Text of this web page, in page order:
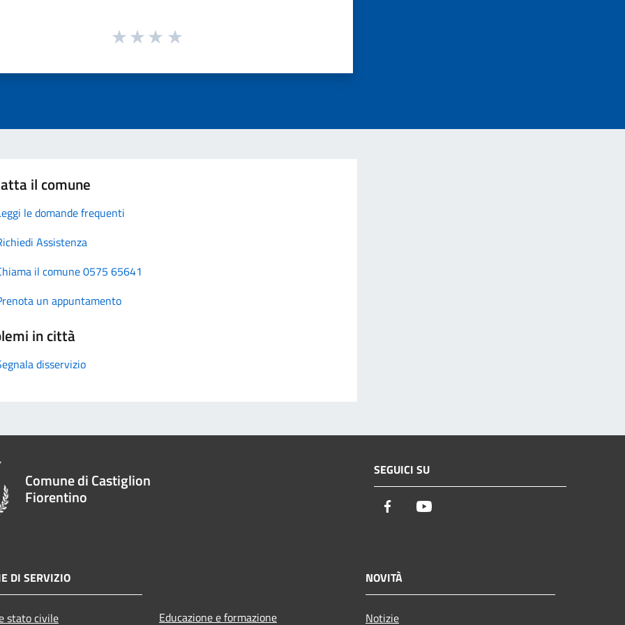
il comune
le domande frequenti
Assistenza
il comune 0575 65641
un appuntamento
in città
disservizio
Comune di Castiglion
Fiorentino
SEGUICI SU
Facebook
DI SERVIZIO
stato civile Educazione e formazione
NOVITÀ
Notizie